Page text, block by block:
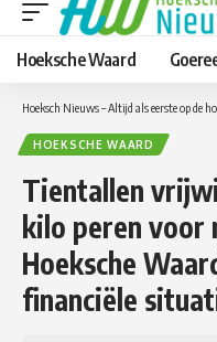
Hoeksche Waard
Hoeksch Nieuws – Altijd als eerste op de
HOEKSCHE WAARD
Tientallen
kilo peren voor
Hoeksche
financiële